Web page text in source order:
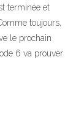
terminée et
toujours,
le prochain
6 va prouver